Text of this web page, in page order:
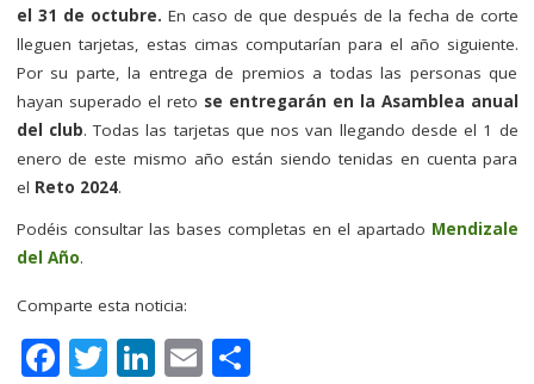
el 31 de octubre. En caso de que después de la fecha de corte
lleguen tarjetas, estas cimas computarían para el año siguiente.
Por su parte, la entrega de premios a todas las personas que
hayan superado el reto se entregarán en la Asamblea anual
del club. Todas las tarjetas que nos van llegando desde el 1 de
enero de este mismo año están siendo tenidas en cuenta para
el Reto 2024.
Podéis consultar las bases completas en el apartado Mendizale
del Año.
Comparte esta noticia:
F T Li E C